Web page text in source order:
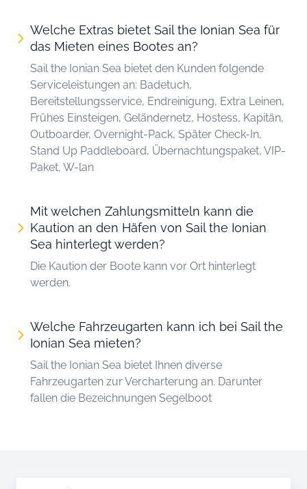
Welche Extras bietet Sail the Ionian Sea für
das Mieten eines Bootes an?
Sail the Ionian Sea bietet den Kunden folgende
Serviceleistungen an: Badetuch,
Bereitstellungsservice, Endreinigung, Extra Leinen,
Frühes Einsteigen, Geländernetz, Hostess, Kapitän,
Outboarder, Overnight-Pack, Später Check-In,
Stand Up Paddleboard, Übernachtungspaket, VIP-
Paket, W-lan
Mit welchen Zahlungsmitteln kann die
Kaution an den Häfen von Sail the Ionian
Sea hinterlegt werden?
Die Kaution der Boote kann vor Ort hinterlegt
werden.
Welche Fahrzeugarten kann ich bei Sail the
Ionian Sea mieten?
Sail the Ionian Sea bietet Ihnen diverse
Fahrzeugarten zur Vercharterung an. Darunter
fallen die Bezeichnungen Segelboot